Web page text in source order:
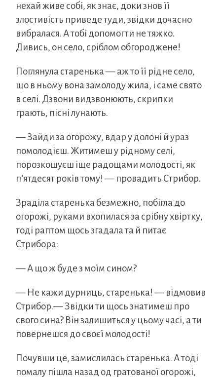
нехай живе собі, як знає, доки знов її
злостивість приведе туди, звідки дочасно
вибралася. А тобі допомогти не тяжко.
Дивись, он село, сріблом обгороджене!
Поглянула старенька — аж то її рідне село,
що в ньому вона замолоду жила, і саме свято
в селі. Дзвони видзвонюють, скрипки
грають, пісні лунають.
— Зайди за огорожу, вдар у долоні й ураз
помолодієш. Житимеш у рідному селі,
порозкошуєш іще радощами молодості, як
п’ятдесят років тому! — провадить Стрибор.
Зраділа старенька безмежно, побігла до
огорожі, руками вхопилася за срібну хвіртку,
тоді раптом щось згадала та й питає
Стрибора:
— А що ж буде з моїм сином?
— Не кажи дурниць, старенька! — відмовив
Стрибор.— Звідки ти щось знатимеш про
свого сина? Він залишиться у цьому часі, а ти
повернешся до своєї молодості!
Почувши це, замислилась старенька. А тоді
помалу пішла назад од гратованої огорожі,